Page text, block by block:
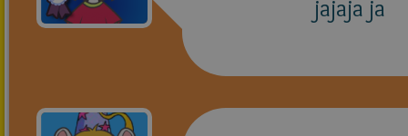
jajaja ja